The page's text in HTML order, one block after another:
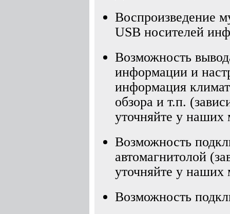
Воспроизведение
USB носителей
Возможность
информации и
информация
обзора и т.п.
уточняйте у наших
Возможность
автомагнитолой
уточняйте у наших
Возможность